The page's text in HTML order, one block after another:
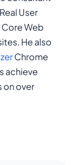
User
Web
He also
Chrome
achieve
on over